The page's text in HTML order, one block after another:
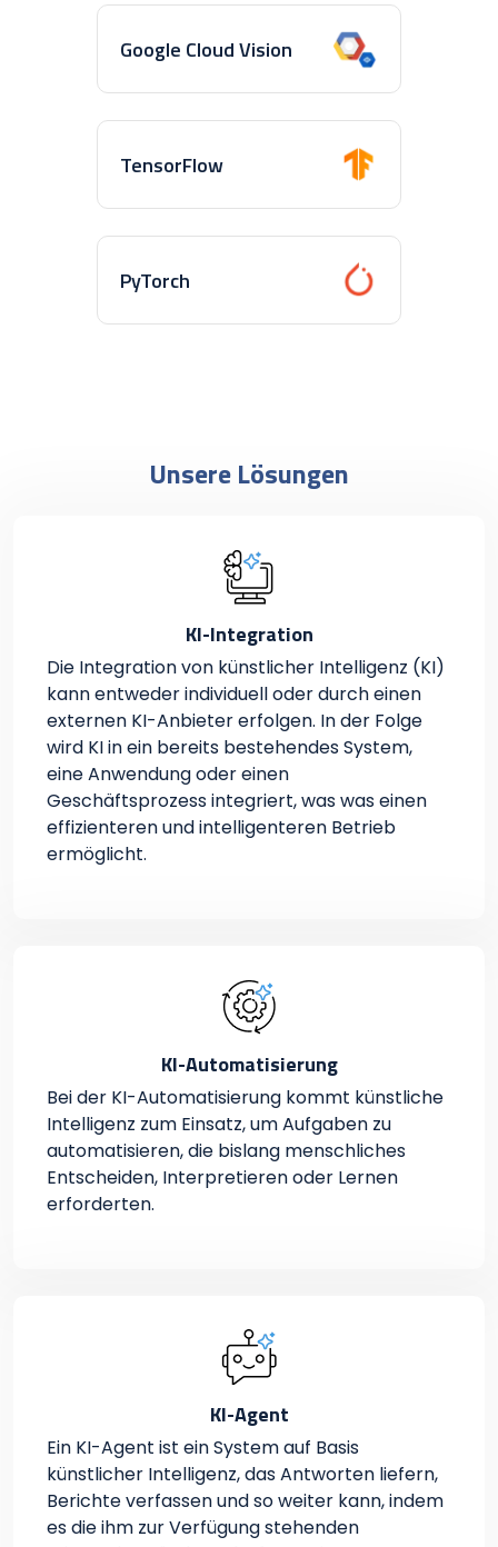
Google Cloud Vision
TensorFlow
PyTorch
Unsere Lösungen
KI-Integration
Die Integration von künstlicher Intelligenz (KI)
kann entweder individuell oder durch einen
externen KI-Anbieter erfolgen. In der Folge
wird KI in ein bereits bestehendes System,
eine Anwendung oder einen
Geschäftsprozess integriert, was was einen
effizienteren und intelligenteren Betrieb
ermöglicht.
KI-Automatisierung
Bei der KI-Automatisierung kommt künstliche
Intelligenz zum Einsatz, um Aufgaben zu
automatisieren, die bislang menschliches
Entscheiden, Interpretieren oder Lernen
erforderten.
KI-Agent
Ein KI-Agent ist ein System auf Basis
künstlicher Intelligenz, das Antworten liefern,
Berichte verfassen und so weiter kann, indem
es die ihm zur Verfügung stehenden